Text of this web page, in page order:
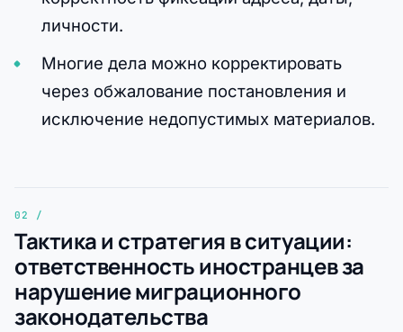
личности.
Многие дела можно корректировать
через обжалование постановления и
исключение недопустимых материалов.
Тактика и стратегия в ситуации:
ответственность иностранцев за
нарушение миграционного
законодательства